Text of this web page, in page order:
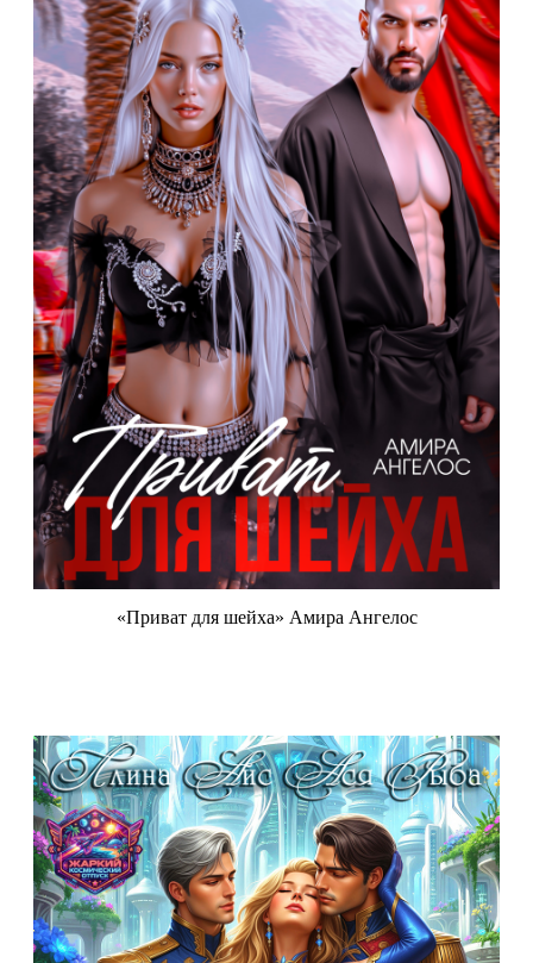
«Приват для шейха» Амира Ангелос